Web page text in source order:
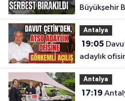
Büyükşehir
bırakıldı
Antalya
19:05
adaylık
Antalya
17:19